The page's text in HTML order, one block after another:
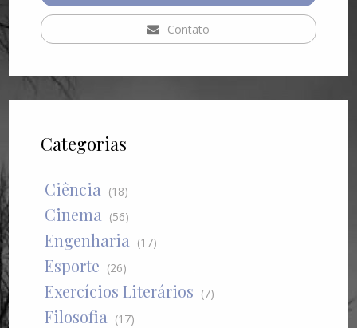
Contato
Categorias
Ciência (18)
Cinema (56)
Engenharia (17)
Esporte (26)
Exercícios Literários (7)
Filosofia (17)